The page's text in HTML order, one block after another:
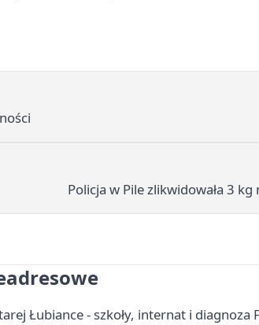
Policja w Pile zlikwidowała 3
Łubiance - szkoły, internat i diagnoza